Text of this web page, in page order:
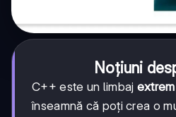
Noțiuni
C++ este un limbaj
înseamnă că poți crea o